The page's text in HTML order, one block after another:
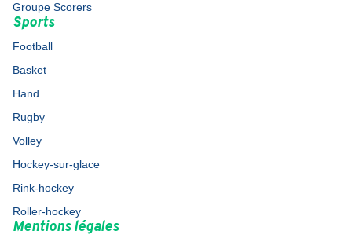
Groupe Scorers
Sports
Football
Basket
Hand
Rugby
Volley
Hockey-sur-glace
Rink-hockey
Roller-hockey
Mentions légales